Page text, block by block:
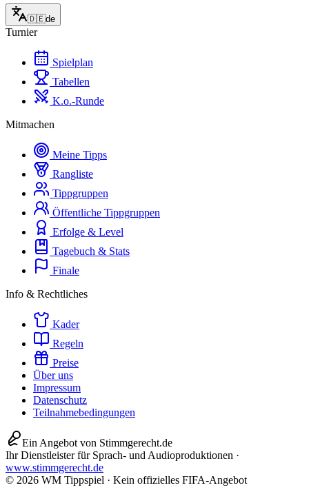
🇩🇪de
Turnier
Spielplan
Tabellen
K.o.-Runde
Mitmachen
Meine Tipps
Rangliste
Tippgruppen
Öffentliche Tippgruppen
Erfolge & Level
Tagebuch & Stats
Finale
Info & Rechtliches
Kader
Regeln
Preise
Über uns
Impressum
Datenschutz
Teilnahmebedingungen
Ein Angebot von Stimmgerecht.de
Ihr Dienstleister für Sprach- und Audioproduktionen ·
www.stimmgerecht.de
© 2026 WM Tippspiel · Kein offizielles FIFA-Angebot